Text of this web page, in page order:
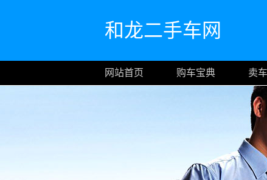
和龙二手车网
网站首页 购车宝典 卖